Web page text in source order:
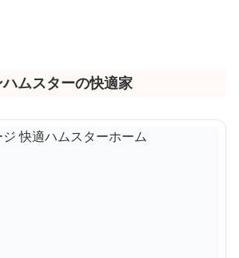
ムスターの快適家